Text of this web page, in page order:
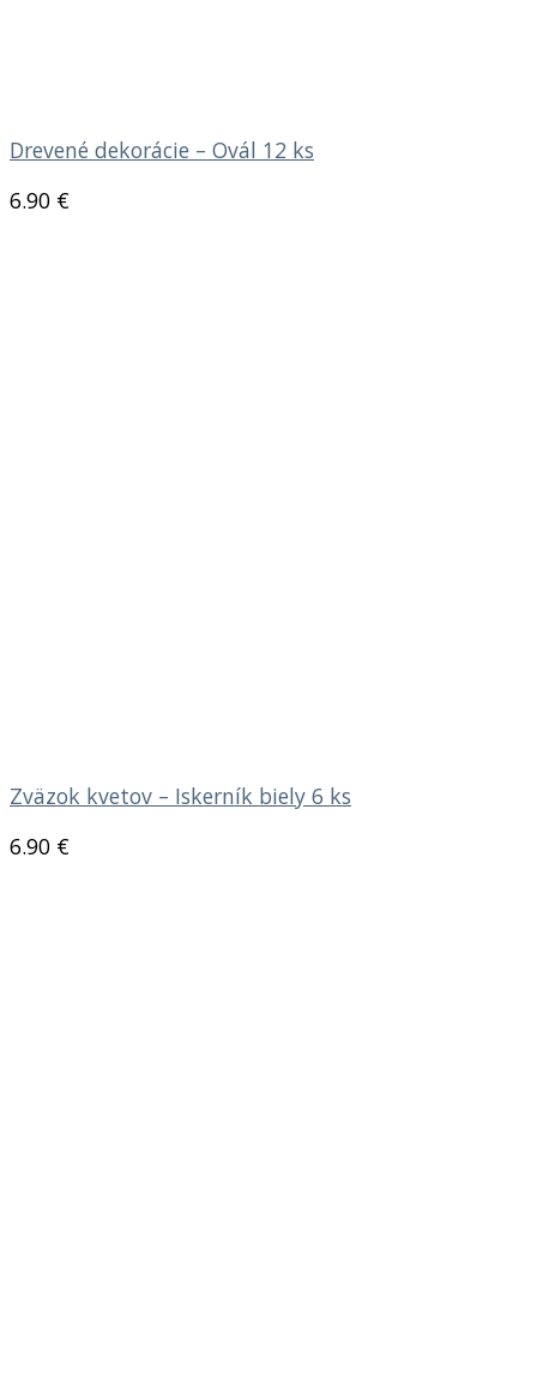
Drevené dekorácie – Ovál 12 ks
6.90 €
Zväzok kvetov – Iskerník biely 6 ks
6.90 €